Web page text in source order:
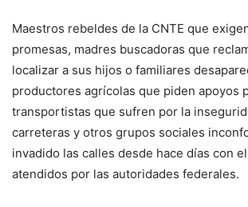
Maestros rebeldes de la CNTE que
promesas, madres buscadoras que
localizar a sus hijos o familiares
productores agrícolas que piden apoyos
transportistas que sufren por la
carreteras y otros grupos sociales
invadido las calles desde hace días con
atendidos por las autoridades federales.